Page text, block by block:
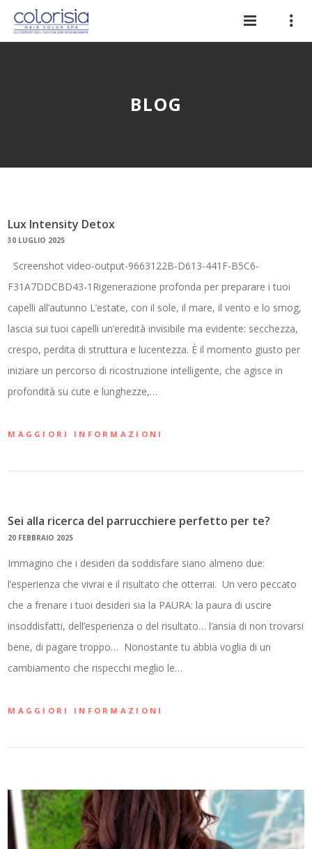
BLOG
Lux Intensity Detox
30 LUGLIO 2025
Screenshot video-output-9663122B-D613-441F-B5C6-
F31A7DDCBD43-1Rigenerazione profonda per preparare i tuoi
capelli all’autunno L’estate, con il sole, il mare, il vento e lo smog,
lascia sui tuoi capelli un’eredità invisibile ma evidente: secchezza,
crespo, perdita di struttura e lucentezza. È il momento giusto per
iniziare un percorso di ricostruzione intelligente, che agisce in
profondità su cute e lunghezze,…
MAGGIORI INFORMAZIONI
Sei alla ricerca del parrucchiere perfetto per te?
20 FEBBRAIO 2025
Immagino che i desideri da soddisfare siano almeno due:
l’esperienza che vivrai e il risultato che otterrai. Un vero peccato
che a frenare i tuoi desideri sia la PAURA: la paura di uscire
insoddisfatti, dell’esperienza o del risultato… l’ansia di non trovarsi
bene, di pagare troppo… Nonostante tu abbia voglia di un
cambiamento che rispecchi meglio le…
MAGGIORI INFORMAZIONI